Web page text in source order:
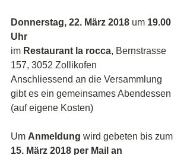
Donnerstag, 22. März 2018 um 19.00
Uhr
im Restaurant la rocca, Bernstrasse
157, 3052 Zollikofen
Anschliessend an die Versammlung
gibt es ein gemeinsames Abendessen
(auf eigene Kosten)
Um Anmeldung wird gebeten bis zum
15. März 2018 per Mail an